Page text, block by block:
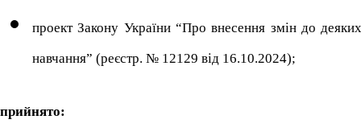
проект Закону України “Про внесення змін до
навчання” (реєстр. № 12129 від 16.10.2024);
прийнято: